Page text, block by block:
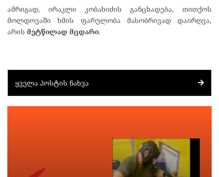
ამრიგად, ირაკლი კობახიძის განცხადება, თითქოს
მოლდოვაში ხმის ფარულობა მასობრივად დაირღვა,
არის მეტწილად მცდარი.
ᲧᲕᲔᲚᲐ ᲞᲝᲡᲢᲘᲡ ᲜᲐᲮᲕᲐ